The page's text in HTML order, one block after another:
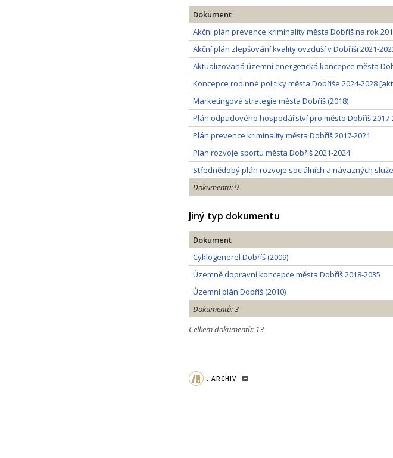
Dokument
Akční plán prevence kriminality města Dobříš na rok
Akční plán zlepšování kvality ovzduší v Dobříši 2021-
Aktualizovaná územní energetická koncepce města
Koncepce rodinné politiky města Dobříše 2024-2028
Marketingová strategie města Dobříš (2018)
Plán odpadového hospodářství pro město Dobříš 2017-
Plán prevence kriminality města Dobříš 2017-2021
Plán rozvoje sportu města Dobříš 2021-2024
Střednědobý plán rozvoje sociálních a návazných
Dokumentů: 9
Jiný typ dokumentu
Dokument
Cyklogenerel Dobříš (2009)
Územně dopravní koncepce města Dobříš 2018-2035
Územní plán Dobříš (2010)
Dokumentů: 3
Celkem dokumentů: 13
..ARCHIV